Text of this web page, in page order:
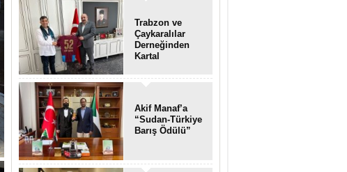
Trabzon ve
Çaykaralılar
Derneğinden
Kartal
anlamlı ziyaret
Akif Manaf’a
“Sudan-Türkiye
Barış Ödülü”